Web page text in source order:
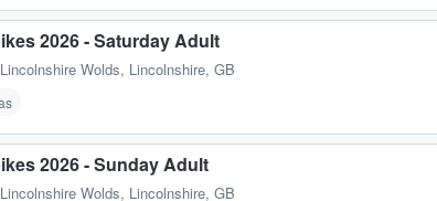
2026 - Saturday Adult
Lincolnshire Wolds, Lincolnshire, GB
2026 - Sunday Adult
Lincolnshire Wolds, Lincolnshire, GB